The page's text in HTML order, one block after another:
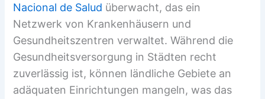
Nacional de Salud überwacht, das ein
Netzwerk von Krankenhäusern und
Gesundheitszentren verwaltet. Während die
Gesundheitsversorgung in Städten recht
zuverlässig ist, können ländliche Gebiete an
adäquaten Einrichtungen mangeln, was das